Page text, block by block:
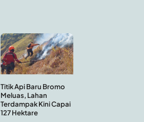
Titik Api Baru Bromo
Meluas, Lahan
Terdampak Kini Capai
127 Hektare